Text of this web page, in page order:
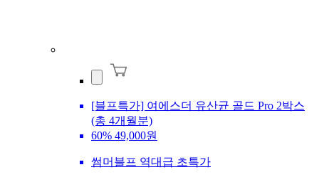
[블프특가] 여에스더 유산균 골드 Pro 2박스
(총 4개월분)
60% 49,000원
썸머블프 역대급 초특가